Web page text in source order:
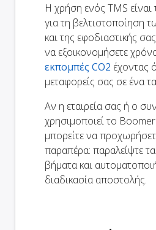
Η χρήση ενός TMS
για τη βελτιστοποίηση
και της εφοδιαστικής
να εξοικονομήσετε
εκπομπές CO2 έχοντας
μεταφορείς σας σε ένα
Αν η εταιρεία σας ή ο
χρησιμοποιεί το
μπορείτε να
παραπέρα: παραλείψτε τα
βήματα και
διαδικασία αποστολής.